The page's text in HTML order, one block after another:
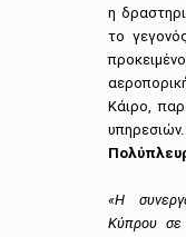
η
το
Κάιρο,
υπηρεσιών.
«Η
Κύπρου